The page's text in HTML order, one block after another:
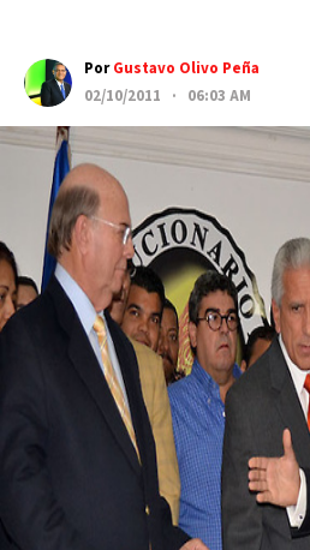
PorGustavo Olivo Peña
02/10/2011 · 06:03 AM